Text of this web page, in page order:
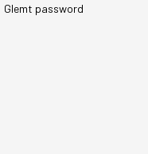
Glemt password